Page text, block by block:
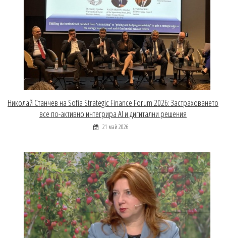
Николай Станчев на Sofia Strategic Finance Forum 2026: Застраховането
все по-активно интегрира AI и дигитални решения
21 май 2026